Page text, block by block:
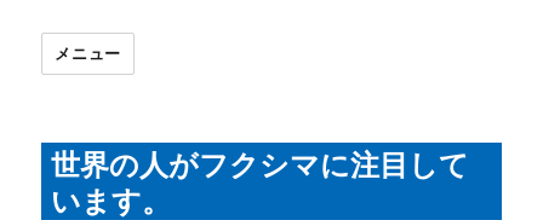
メニュー
世界の人がフクシマに注目して
います。